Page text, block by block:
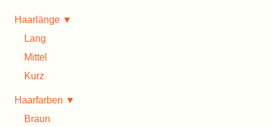
Haarlänge ▼
Lang
Mittel
Kurz
Haarfarben ▼
Braun